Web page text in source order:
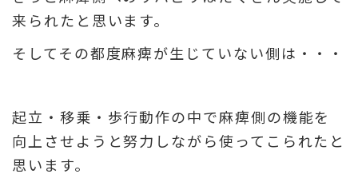
来られたと思います。
そしてその都度麻痺が生じていない側は・・・
起立・移乗・歩行動作の中で麻痺側の機能を
向上させようと努力しながら使ってこられたと
思います。